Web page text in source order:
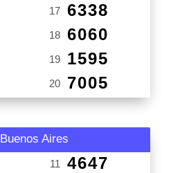
17 6338
18 6060
19 1595
20 7005
Buenos Aires
11 4647